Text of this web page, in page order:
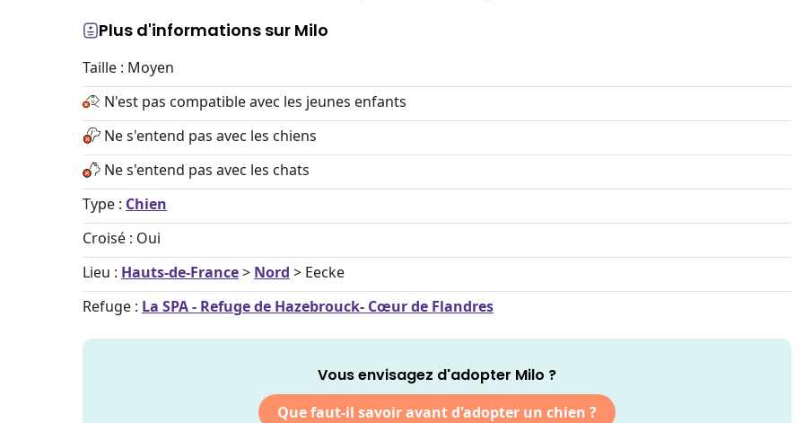
Plus d'informations sur Milo
Taille : Moyen
N'est pas compatible avec les jeunes enfants
Ne s'entend pas avec les chiens
Ne s'entend pas avec les chats
Type : Chien
Croisé : Oui
Lieu : Hauts-de-France> Nord > Eecke
Refuge : La SPA - Refuge de Hazebrouck- Cœur de Flandres
Vous envisagez d'adopter Milo ?
Que faut-il savoir avant d'adopter un chien ?